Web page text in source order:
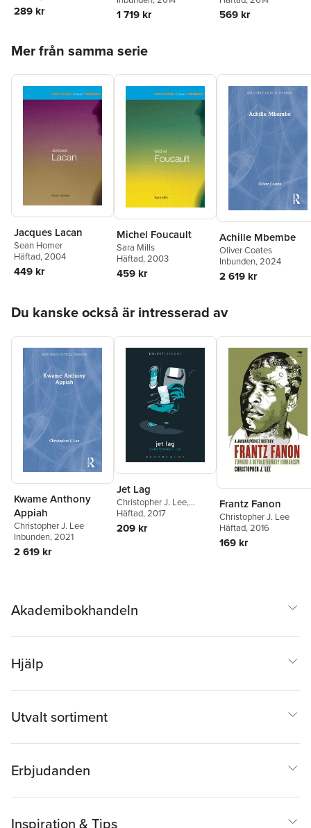
289 kr 1 719 kr 569 kr
Mer från samma serie
Jacques Lacan
Sean Homer
Häftad, 2004
449 kr
Michel Foucault
Sara Mills
Häftad, 2003
459 kr
Achille Mbembe
Oliver Coates
Inbunden, 2024
2 619 kr
Du kanske också är intresserad av
Kwame Anthony
Appiah
Christopher J. Lee
Inbunden, 2021
2 619 kr
Jet Lag
Christopher J. Lee,
Christopher Schaberg
Häftad, 2017
209 kr
Frantz Fanon
Christopher J. Lee
Häftad, 2016
169 kr
Akademibokhandeln
Hjälp
Utvalt sortiment
Erbjudanden
Inspiration & Tips